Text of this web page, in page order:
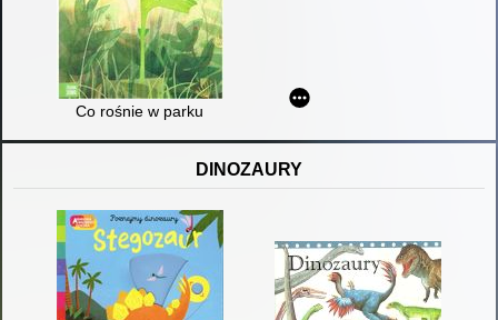
Co rośnie w parku
DINOZAURY